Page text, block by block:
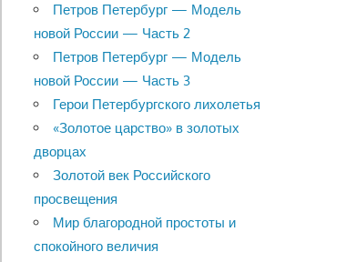
Петров Петербург — Модель
новой России — Часть 2
Петров Петербург — Модель
новой России — Часть 3
Герои Петербургского лихолетья
«Золотое царство» в золотых
дворцах
Золотой век Российского
просвещения
Мир благородной простоты и
спокойного величия